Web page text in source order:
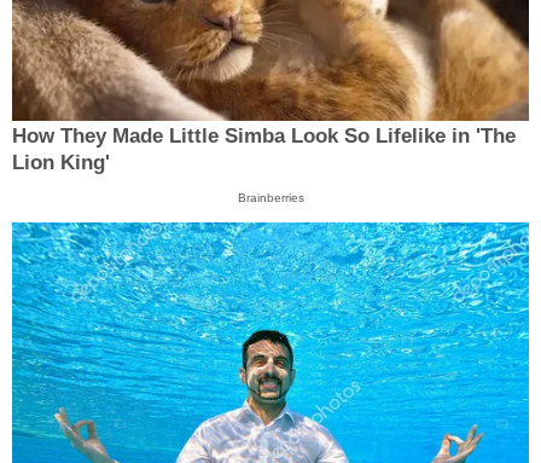
How They Made Little Simba Look So Lifelike in 'The
Lion King'
Brainberries